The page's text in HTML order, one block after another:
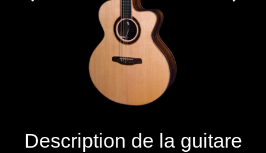
Description de la guitare